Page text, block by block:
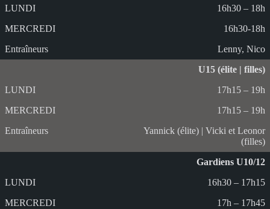
16h30 – 18h
16h30-18h
Lenny, Nico
U15 (élite | filles)
17h15 – 19h
17h15 – 19h
Yannick (élite) | Vicki et Leonor
(filles)
Gardiens U10/12
16h30 – 17h15
17h – 17h45